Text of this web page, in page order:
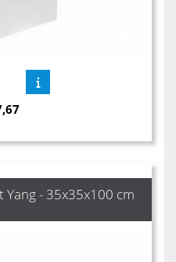
- 35x35x100 cm